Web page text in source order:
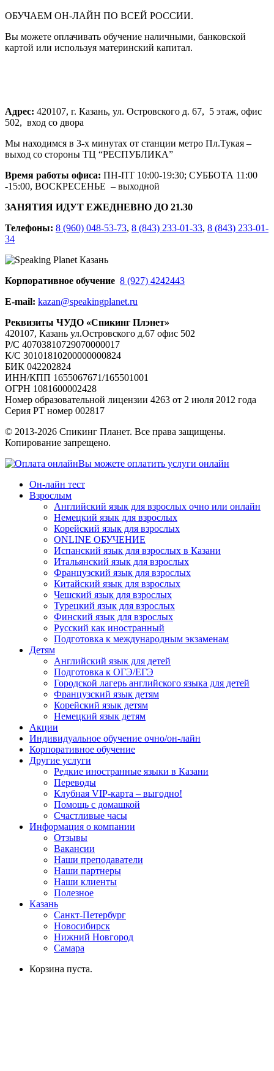
ОБУЧАЕМ ОН-ЛАЙН ПО ВСЕЙ РОССИИ.
Вы можете оплачивать обучение наличными, банковской
картой или используя материнский капитал.
Адрес: 420107, г. Казань, ул. Островского д. 67, 5 этаж, офис
502, вход со двора
Мы находимся в 3-х минутах от станции метро Пл.Тукая –
выход со стороны ТЦ “РЕСПУБЛИКА”
Время работы офиса: ПН-ПТ 10:00-19:30; СУББОТА 11:00
-15:00, ВОСКРЕСЕНЬЕ – выходной
ЗАНЯТИЯ ИДУТ ЕЖЕДНЕВНО ДО 21.30
Телефоны: 8 (960) 048-53-73, 8 (843) 233-01-33, 8 (843) 233-01-
34
Корпоративное обучение 8 (927) 4242443
E-mail: kazan@speakingplanet.ru
Реквизиты ЧУДО «Спикинг Плэнет»
420107, Казань ул.Островского д.67 офис 502
Р/С 40703810729070000017
К/С 30101810200000000824
БИК 042202824
ИНН/КПП 1655067671/165501001
ОГРН 1081600002428
Номер образовательной лицензии 4263 от 2 июля 2012 года
Серия РТ номер 002817
© 2013-2026 Спикинг Планет. Все права защищены.
Копирование запрещено.
Вы можете оплатить услуги онлайн
Он-лайн тест
Взрослым
Английский язык для взрослых очно или онлайн
Немецкий язык для взрослых
Корейский язык для взрослых
ONLINE ОБУЧЕНИЕ
Испанский язык для взрослых в Казани
Итальянский язык для взрослых
Французский язык для взрослых
Китайский язык для взрослых
Чешский язык для взрослых
Турецкий язык для взрослых
Финский язык для взрослых
Русский как иностранный
Подготовка к международным экзаменам
Детям
Английский язык для детей
Подготовка к ОГЭ/ЕГЭ
Городской лагерь английского языка для детей
Французский язык детям
Корейский язык детям
Немецкий язык детям
Акции
Индивидуальное обучение очно/он-лайн
Корпоративное обучение
Другие услуги
Редкие иностранные языки в Казани
Переводы
Клубная VIP-карта – выгодно!
Помощь с домашкой
Счастливые часы
Информация о компании
Отзывы
Вакансии
Наши преподаватели
Наши партнеры
Наши клиенты
Полезное
Казань
Санкт-Петербург
Новосибирск
Нижний Новгород
Самара
Корзина пуста.